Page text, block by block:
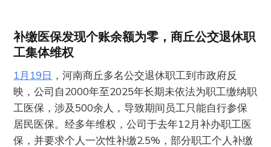
补缴医保发现个账余额为零，商丘公交退休职
工集体维权
1月19日 ，河南商丘多名公交退休职工到市政府反
映，公司自2000年至2025年长期未依法为职工缴纳职
工医保，涉及500余人，导致期间员工只能自行参保
居民医保。经多年维权，公司于去年12月补办职工医
保，并要求个人一次性补缴2.5%，部分职工个人补缴